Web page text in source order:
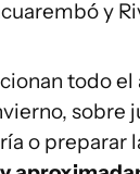
y
todo
sobre
o preparar